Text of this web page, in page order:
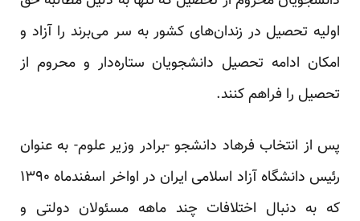
اولیه تحصیل در زندان‌های کشور به سر می‌برند را آزاد و
امکان ادامه تحصیل دانشجویان ستاره‌دار و محروم از
تحصیل را فراهم کنند.
پس از انتخاب فرهاد دانشجو -برادر وزیر علوم- به عنوان
رئیس دانشگاه آزاد اسلامی ایران در اواخر اسفندماه ۱۳۹۰
که به دنبال اختلافات چند ماهه مسئولان دولتی و